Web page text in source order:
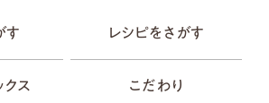
す レシピをさがす
クス こだわり